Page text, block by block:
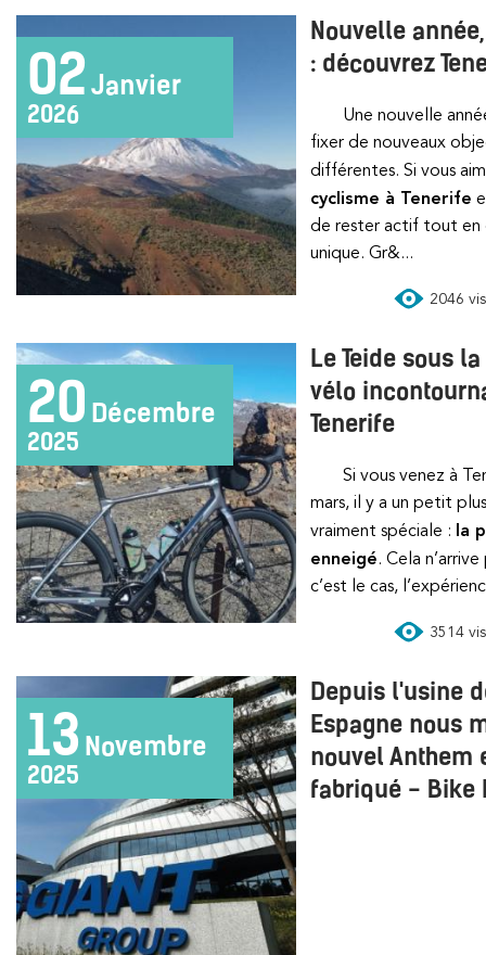
02 Janvier
2026
Nouvelle
: découvrez
Une nouvelle année est le moment idéal pour se
fixer de nouveaux
différentes. Si vous
cyclisme à Tenerife
de rester actif tout en
unique. Gr&...
2046
20 Décembre
2025
Le Teide sous
vélo
Tenerife
Si vous venez à Tenerife entre décembre et
mars, il y a un petit
vraiment spéciale : la
enneigé. Cela
c’est le cas,
3514
13 Novembre
2025
Depuis l'usine
Espagne nous
nouvel Anthem
fabriqué - Bike